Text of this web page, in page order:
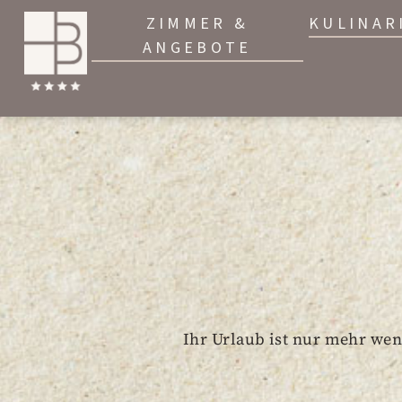
ZIMMER &
ANGEBOTE
Ihr Urlaub ist nur mehr